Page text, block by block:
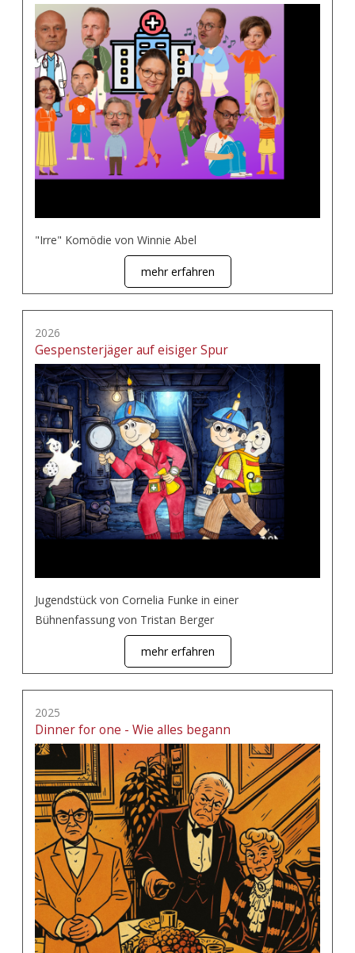
"Irre" Komödie von Winnie Abel
mehr erfahren
2026
Gespensterjäger auf eisiger Spur
Jugendstück von Cornelia Funke in einer
Bühnenfassung von Tristan Berger
mehr erfahren
2025
Dinner for one - Wie alles begann